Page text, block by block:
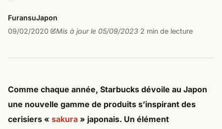
FuransuJapon
09/02/2020· Mis à jour le 05/09/2023· 2 min de lecture
Comme chaque année, Starbucks dévoile au Japon
une nouvelle gamme de produits s’inspirant des
cerisiers « sakura » japonais. Un élément